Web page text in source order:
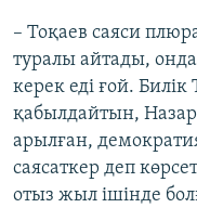
– Тоқаев саяси
туралы айтады,
керек еді ғой.
қабылдайтын,
арылған,
саясаткер деп
отыз жыл ішінде